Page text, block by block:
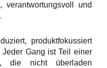
verantwortungsvoll und
produktfokussiert
Jeder Gang ist Teil einer
die nicht überladen